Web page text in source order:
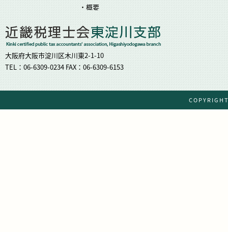
・概要
大阪府大阪市淀川区木川東2-1-10
TEL：06-6309-0234 FAX：06-6309-6153